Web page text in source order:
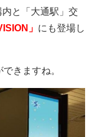
と「大通駅」交
」 にも登場し
きますね。